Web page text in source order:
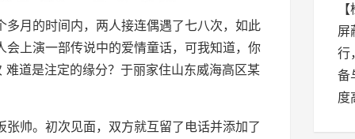
月的时间内，两人接连偶遇了七八次，如此
上演一部传说中的爱情童话，可我知道，你
道是注定的缘分？于丽家住山东威海高区某
帅。初次见面，双方就互留了电话并添加了
屏
行
备
度